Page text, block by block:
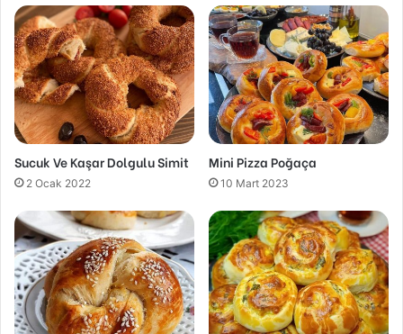
Sucuk Ve Kaşar Dolgulu Simit
2 Ocak 2022
Mini Pizza Poğaça
10 Mart 2023